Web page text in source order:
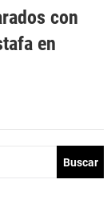
con
en